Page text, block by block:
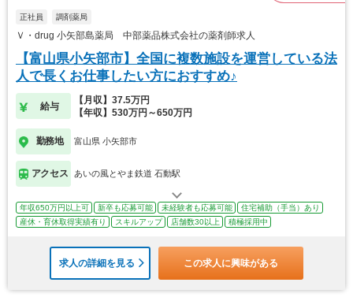
正社員 調剤薬局
Ｖ・drug 小矢部島薬局 中部薬品株式会社の薬剤師求人
【富山県小矢部市】全国に複数施設を運営している法
人で長くお仕事したい方におすすめ♪
給与
【月収】37.5万円
【年収】530万円～650万円
勤務地 富山県 小矢部市
アクセス あいの風とやま鉄道 石動駅
年収650万円以上可 新卒も応募可能 未経験者も応募可能
住宅補助（手当）あり
産休・育休取得実績有り
スキルアップ 店舗数30以上 積極採用中
求人の詳細を見る この求人に興味がある